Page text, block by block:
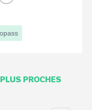
PROCHES